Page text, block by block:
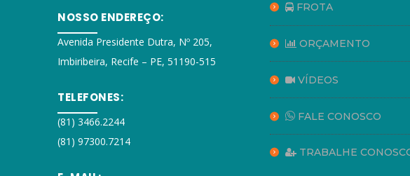
NOSSO ENDEREÇO:
Avenida Presidente Dutra, Nº 205,
Imbiribeira, Recife – PE, 51190-515
TELEFONES:
(81) 3466.2244
(81) 97300.7214
FROTA
ORÇAMENTO
VÍDEOS
FALE CONOSCO
TRABALHE